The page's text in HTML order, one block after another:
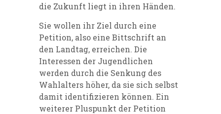
die Zukunft liegt in ihren Händen.
Sie wollen ihr Ziel durch eine
Petition, also eine Bittschrift an
den Landtag, erreichen. Die
Interessen der Jugendlichen
werden durch die Senkung des
Wahlalters höher, da sie sich selbst
damit identifizieren können. Ein
weiterer Pluspunkt der Petition